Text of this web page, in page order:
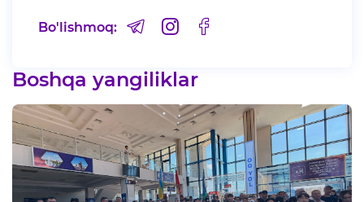
Bo'lishmoq:
Boshqa yangiliklar